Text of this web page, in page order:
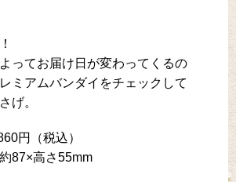
ってお届け日が変わってくるの
ミアムバンダイをチェックして
げ。
円（税込）
87×高さ55mm